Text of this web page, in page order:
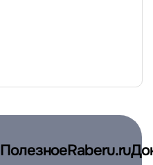
ПолезноеRaberu.ru